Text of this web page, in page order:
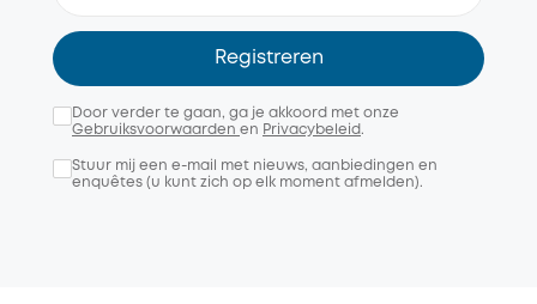
Registreren
Door verder te gaan, ga je akkoord met onze
Gebruiksvoorwaarden en Privacybeleid.
Stuur mij een e-mail met nieuws, aanbiedingen en
enquêtes (u kunt zich op elk moment afmelden).